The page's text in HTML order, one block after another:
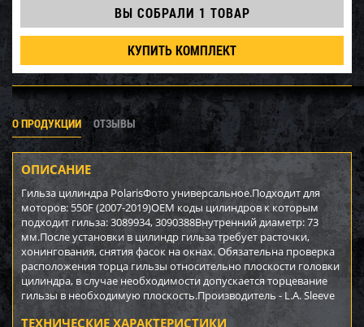
ВЫ СОБРАЛИ 1 ТОВАР
КУПИТЬ КОМПЛЕКТ
О ПРОДУКЦИИ ОТЗЫВЫ
ОПИСАНИЕ
Гильза цилиндра PolarisФото универсальное.Подходит для
моторов: 550F (2007-2019)OEM коды цилиндров к которым
подходит гильза: 3089934, 3090388Внутренний диаметр: 73
мм.После установки в цилиндр гильза требует расточки,
хонингования, снятия фасок на окнах. Обязательна проверка
расположения торца гильзы относительно плоскости головки
цилиндра, в случае необходимости допускается торцевание
гильзы в необходимую плоскость.Производитель - L.A. Sleeve
ТЕХНИЧЕСКИЕ ХАРАКТЕРИСТИКИ